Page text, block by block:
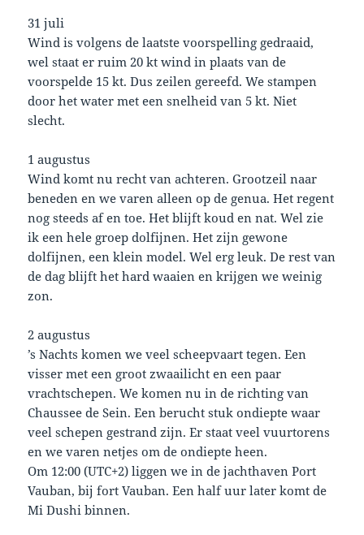
31 juli
Wind is volgens de laatste voorspelling gedraaid,
wel staat er ruim 20 kt wind in plaats van de
voorspelde 15 kt. Dus zeilen gereefd. We stampen
door het water met een snelheid van 5 kt. Niet
slecht.
1 augustus
Wind komt nu recht van achteren. Grootzeil naar
beneden en we varen alleen op de genua. Het regent
nog steeds af en toe. Het blijft koud en nat. Wel zie
ik een hele groep dolfijnen. Het zijn gewone
dolfijnen, een klein model. Wel erg leuk. De rest van
de dag blijft het hard waaien en krijgen we weinig
zon.
2 augustus
’s Nachts komen we veel scheepvaart tegen. Een
visser met een groot zwaailicht en een paar
vrachtschepen. We komen nu in de richting van
Chaussee de Sein. Een berucht stuk ondiepte waar
veel schepen gestrand zijn. Er staat veel vuurtorens
en we varen netjes om de ondiepte heen.
Om 12:00 (UTC+2) liggen we in de jachthaven Port
Vauban, bij fort Vauban. Een half uur later komt de
Mi Dushi binnen.